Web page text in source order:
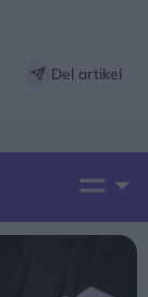
Del artikel